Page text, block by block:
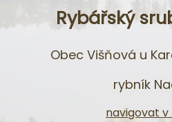
Rybářský
Obec Višňová u
rybník
navigovat